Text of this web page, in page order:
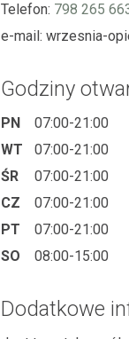
Telefon: 798 265
e-mail: wrzesnia-
Godziny
PN
07:00-21:00
WT
07:00-21:00
ŚR
07:00-21:00
CZ
07:00-21:00
PT
07:00-21:00
SO
08:00-15:00
Dodatkowe